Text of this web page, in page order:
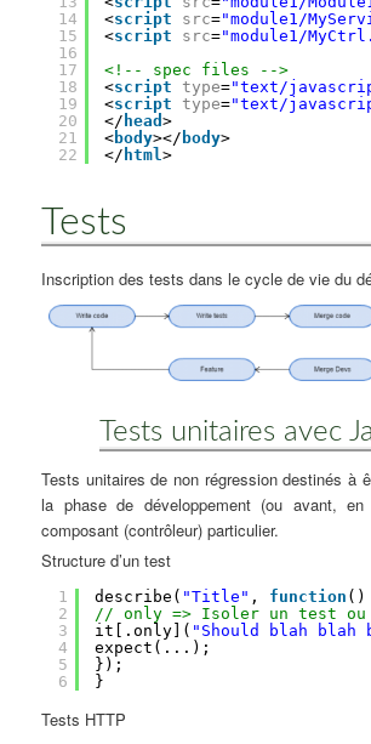
14
15
16
17
18
19
20
21
22
<script src="module1/
<script src="module1/
<!-- spec files -->
<script type="text/
<script type="text/
</ head>
<body></ body>
</ html>
Tests
Inscription des tests dans le cycle de vie du
Tests unitaires avec
Tests unitaires de non régression destinés à
la phase de développement (ou avant,
composant (contrôleur) particulier.
Structure d’un test
1
2
3
4
5
6
describe( "Title" , function ()
// only => Isoler un test ou
it[.only]( "Should blah blah
expect(...);
});
}
Tests HTTP